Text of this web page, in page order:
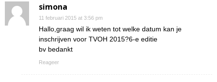
simona
11 februari 2015 at 3:56 pm
Hallo,graag wil ik weten tot welke datum kan je
inschrijven voor TVOH 2015?6-e editie
bv bedankt
Reageer